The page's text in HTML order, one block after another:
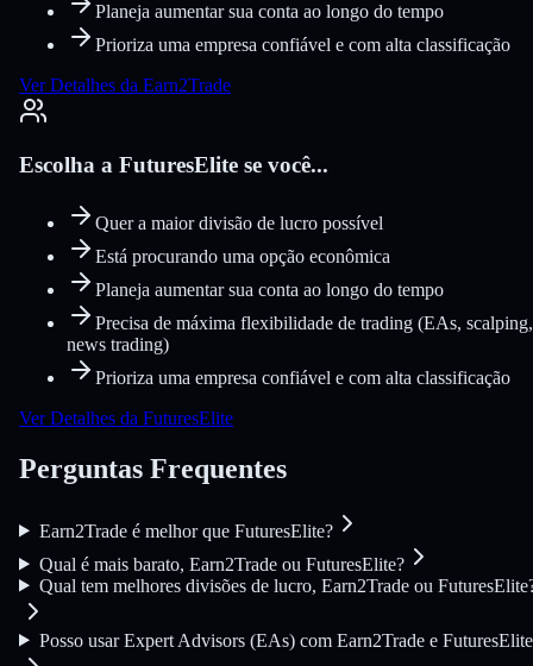
Planeja aumentar sua conta ao longo do tempo
Prioriza uma empresa confiável e com alta classificação
Ver Detalhes da Earn2Trade
Escolha a FuturesElite se você...
Quer a maior divisão de lucro possível
Está procurando uma opção econômica
Planeja aumentar sua conta ao longo do tempo
Precisa de máxima flexibilidade de trading (EAs, scalping,
news trading)
Prioriza uma empresa confiável e com alta classificação
Ver Detalhes da FuturesElite
Perguntas Frequentes
Earn2Trade é melhor que FuturesElite?
Qual é mais barato, Earn2Trade ou FuturesElite?
Qual tem melhores divisões de lucro, Earn2Trade ou
Posso usar Expert Advisors (EAs) com Earn2Trade e